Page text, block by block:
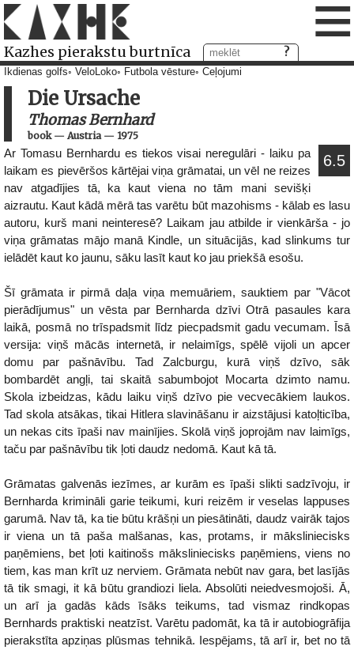
Kazhes pierakstu burtnīca ≡
Ikdienas golfs VeloLoko Futbola vēsture Ceļojumi
Die Ursache
Thomas Bernhard
book— Austria— 1975
6.5
Ar Tomasu Bernhardu es tiekos visai neregulāri - laiku pa
laikam es pievēršos kārtējai viņa grāmatai, un vēl ne reizes
nav atgadījies tā, ka kaut viena no tām mani sevišķi
aizrautu. Kaut kādā mērā tas varētu būt mazohisms - kālab es lasu
autoru, kurš mani neinteresē? Laikam jau atbilde ir vienkārša - jo
viņa grāmatas mājo manā Kindle, un situācijās, kad slinkums tur
ielādēt kaut ko jaunu, sāku lasīt kaut ko jau priekšā esošu.
Šī grāmata ir pirmā daļa viņa memuāriem, sauktiem par "Vācot
pierādījumus" un vēsta par Bernharda dzīvi Otrā pasaules kara
laikā, posmā no trīspadsmit līdz piecpadsmit gadu vecumam. Īsā
versija: viņš mācās internetā, ir nelaimīgs, spēlē vijoli un apcer
domu par pašnāvību. Tad Zalcburgu, kurā viņš dzīvo, sāk
bombardēt angļi, tai skaitā sabumbojot Mocarta dzimto namu.
Skola izbeidzas, kādu laiku viņš dzīvo pie vecvecākiem laukos.
Tad skola atsākas, tikai Hitlera slavināšanu ir aizstājusi katoļticība,
un nekas cits īpaši nav mainījies. Skolā viņš joprojām nav laimīgs,
taču par pašnāvību tik ļoti daudz nedomā. Kaut kā tā.
Grāmatas galvenās iezīmes, ar kurām es īpaši slikti sadzīvoju, ir
Bernharda krimināli garie teikumi, kuri reizēm ir veselas lappuses
garumā. Nav tā, ka tie būtu krāšņi un piesātināti, daudz vairāk tajos
ir viena un tā paša malšanas, kas, protams, ir māksliniecisks
paņēmiens, bet ļoti kaitinošs māksliniecisks paņēmiens, viens no
tiem, kas man krīt uz nerviem. Grāmata nebūt nav gara, bet lasījās
tā tik smagi, it kā būtu grandiozi liela. Absolūti neiedvesmojoši. Ā,
un arī ja gadās kāds īsāks teikums, tad vismaz rindkopas
Bernhards praktiski neatzīst. Varētu padomāt, ka tā ir autobiogrāfija
pierakstīta apziņas plūsmas tehnikā. Iespējams, tā arī ir, bet no tā